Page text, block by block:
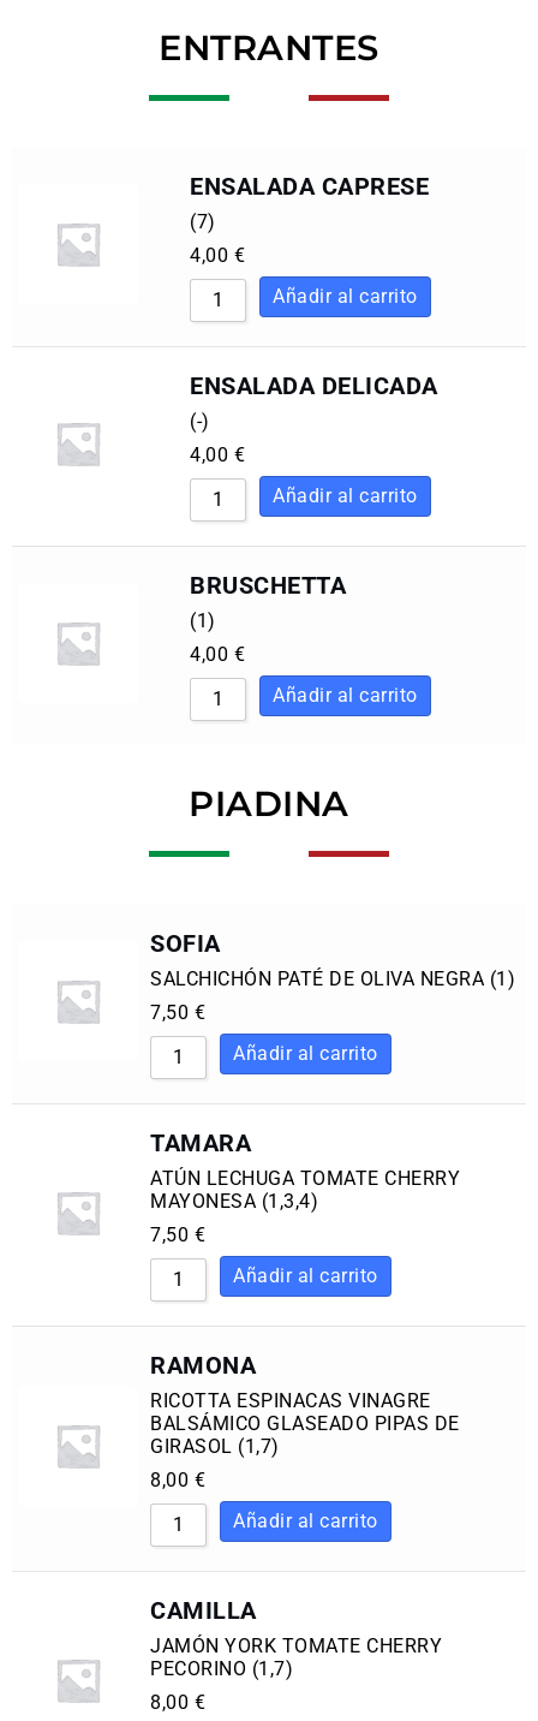
ENTRANTES
ENSALADA CAPRESE
(7)
4,00 €
ENSALADA DELICADA
(-)
4,00 €
BRUSCHETTA
(1)
4,00 €
PIADINA
SOFIA
SALCHICHÓN PATÉ DE OLIVA NEGRA (1)
7,50 €
TAMARA
ATÚN LECHUGA TOMATE CHERRY
MAYONESA (1,3,4)
7,50 €
RAMONA
RICOTTA ESPINACAS VINAGRE
BALSÁMICO GLASEADO PIPAS DE
GIRASOL (1,7)
8,00 €
CAMILLA
JAMÓN YORK TOMATE CHERRY
PECORINO (1,7)
8,00 €